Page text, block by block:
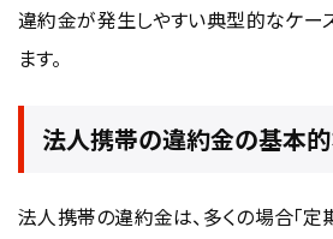
違約金が発生しやすい典型的なケー
ます。
法人携帯の違約金の基本
法人携帯の違約金は、多くの場合「定